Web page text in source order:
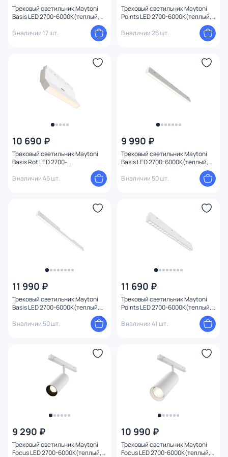
Трековый светильник Maytoni
Basis LED 2700-6000К(теплый,
белый, холодный) 30W TR030-4-
30WTW-DD2-B
В наличии 17 шт.
Трековый светильник Maytoni
Points LED 2700-6000К(теплый,
белый, холодный) 12W TR031-4-
12WTW-DD2-W
В наличии 26 шт.
10 690 ₽
Трековый светильник Maytoni
Basis Rot LED 2700-
холодный) 12W TR036-4-12WTW-
В наличии 46 шт.
9 990 ₽
Трековый светильник Maytoni
Basis LED 2700-6000К(теплый,
белый, холодный) 24W TR030-4-
24WTW-DD2-W
В наличии 50 шт.
11 990 ₽
Трековый светильник Maytoni
Basis LED 2700-6000К(теплый,
белый, холодный) 30W TR030-4-
30WTW-DD2-W
В наличии 50 шт.
11 690 ₽
Трековый светильник Maytoni
Points LED 2700-6000К(теплый,
белый, холодный) 24W TR031-4-
24WTW-DD2-W
В наличии 41 шт.
9 290 ₽
Трековый светильник Maytoni
Focus LED 2700-6000К(теплый,
10 990 ₽
Трековый светильник Maytoni
Focus LED 2700-6000К(теплый,